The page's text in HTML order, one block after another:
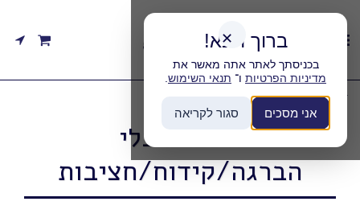
✕
ברוך הבא!
בכניסתך לאתר אתה מאשר את
מדיניות הפרטיות ו־ תנאי השימוש
אני מסכים סגור לקריאה
השכרת כלי
הברגה/קידוח/חציבות